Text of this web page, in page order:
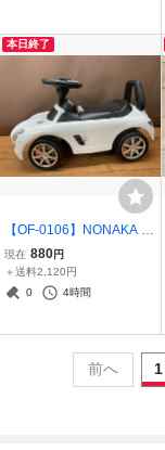
本日終了
【OF-0106】NONAKA W
ORLD 乗用玩具 メルセデ
スベンツ キッズカート ホ
ワイト系 現状品 東京引取
現在 880円
＋送料2,120円
0
4時間
前へ 1